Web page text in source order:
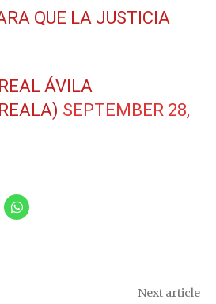
QUE LA JUSTICIA
ÁVILA
SEPTEMBER 28,
Next article